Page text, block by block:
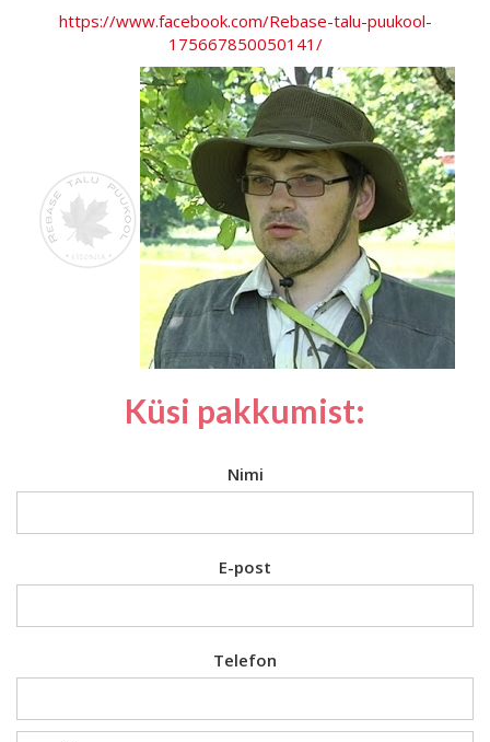
https://www.facebook.com/Rebase-talu-puukool-
175667850050141/
Küsi pakkumist:
Nimi
E-post
Telefon